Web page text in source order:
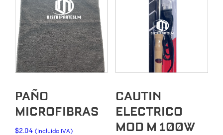
PAÑO
MICROFIBRAS
$2.04 (incluido IVA)
CAUTIN
ELECTRICO
MOD M 100W